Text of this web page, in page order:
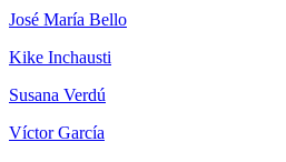
José María Bello
Kike Inchausti
Susana Verdú
Víctor García